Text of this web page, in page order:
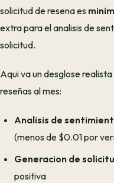
solicitud de resena es
extra para el analisis de
solicitud.
Aqui va un desglose
reseñas al mes:
Analisis de
(menos de $0.01 por
Generacion de
positiva